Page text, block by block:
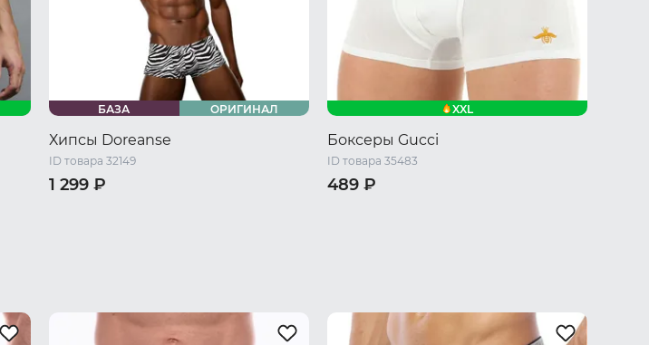
БАЗА ОРИГИНАЛ
Хипсы Doreanse
ID товара 32149
1 299 ₽
XXL
Боксеры Gucci
ID товара 35483
489 ₽